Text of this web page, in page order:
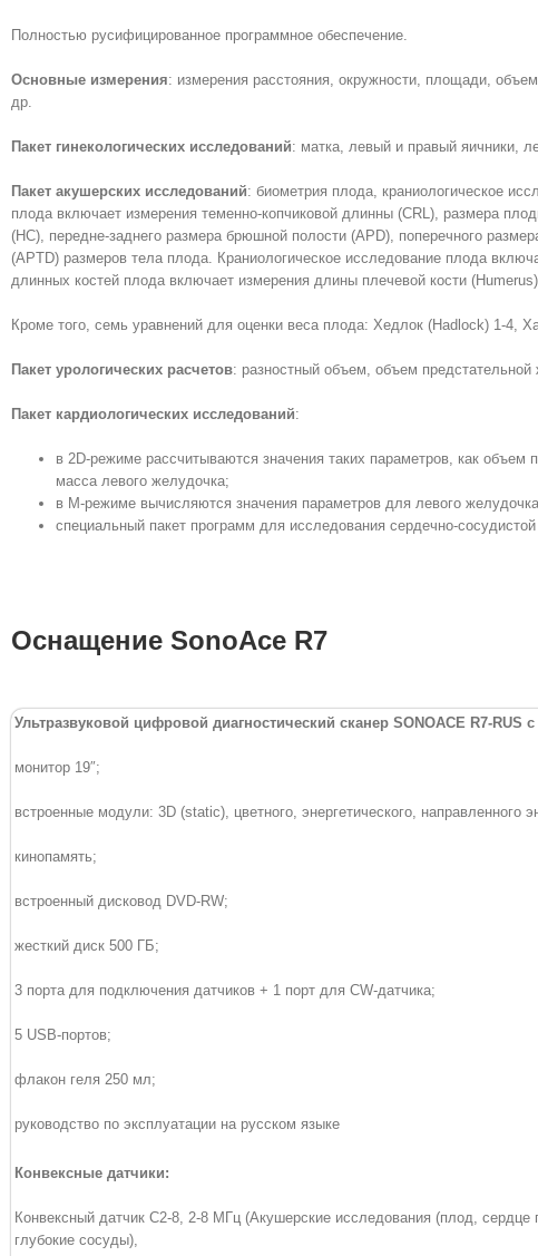
Полностью русифицированное программное обеспечение.
Основные измерения: измерения расстояния, окружности, площади,
др.
Пакет гинекологических исследований: матка, левый и правый яичники,
Пакет акушерских исследований: биометрия плода, краниологическое
плода включает измерения теменно-копчиковой длинны (CRL), размера
(НC), передне-заднего размера брюшной полости (APD), поперечного
(APTD) размеров тела плода. Краниологическое исследование плода
длинных костей плода включает измерения длины плечевой кости
Кроме того, семь уравнений для оценки веса плода: Хедлок (Hadlock) 1-
Пакет урологических расчетов: разностный объем, объем предстательной
Пакет кардиологических исследований:
в 2D-режиме рассчитываются значения таких параметров, как
масса левого желудочка;
в M-режиме вычисляются значения параметров для левого
специальный пакет программ для исследования сердечно-
Оснащение SonoAce R7
Ультразвуковой цифровой диагностический сканер SONOACE R7-RUS с
монитор 19″;
встроенные модули: 3D (static), цветного, энергетического,
кинопамять;
встроенный дисковод DVD-RW;
жесткий диск 500 ГБ;
3 порта для подключения датчиков + 1 порт для CW-датчика;
5 USB-портов;
флакон геля 250 мл;
руководство по эксплуатации на русском языке
Конвексные датчики:
Конвексный датчик C2-8, 2-8 МГц (Акушерские исследования (плод,
глубокие сосуды),